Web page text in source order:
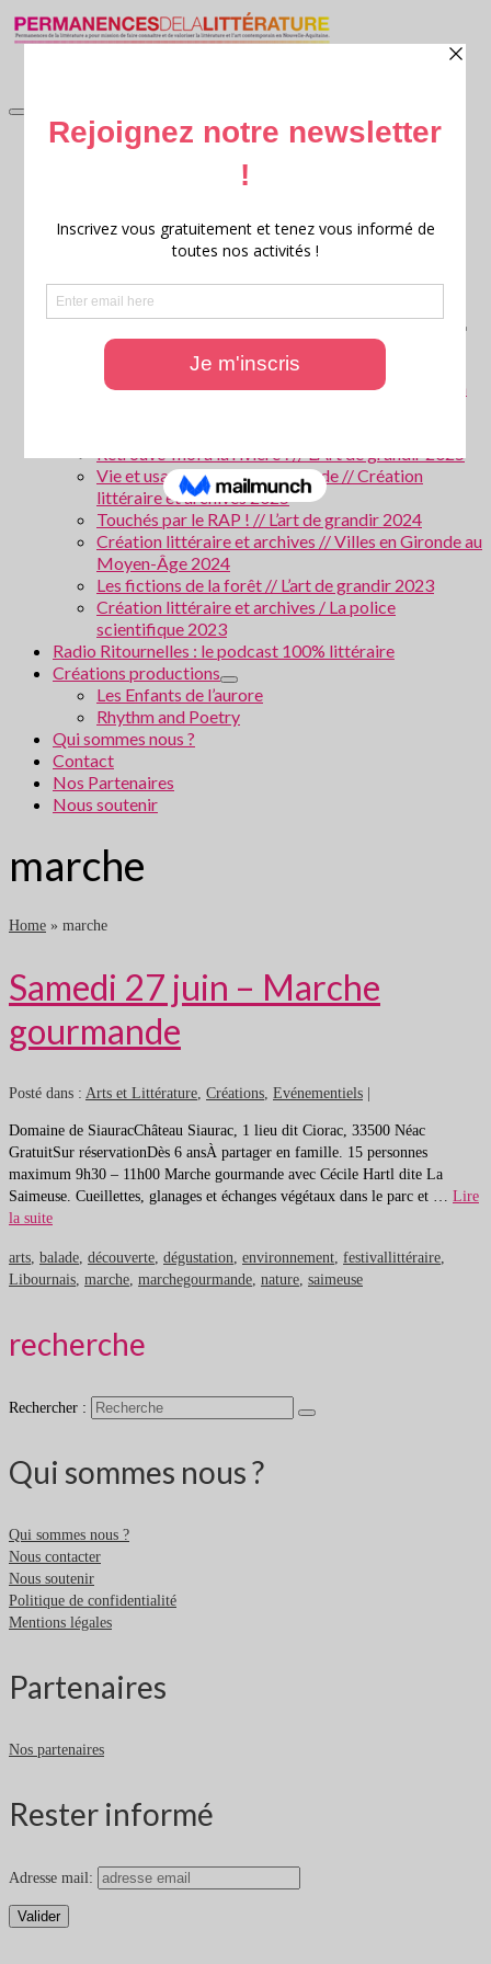
Littérature en jardin
Littérature en jardin 2026
Littérature en jardin 2025
Littérature en jardin 2024
Littérature en jardin 2022
Littérature en jardin 2021
Archives : Littérature en Jardin
Ritournelles, 20 ans de création littéraire transversale
Archives : Festival Ritournelles
Parcours scolaires
Les forêts de Gironde – Patrice Cablat // Création
Retrouve-moi à la rivière ! // L’Art de grandir 2025
Vie et usages de l’eau en Gironde // Création
littéraire et archives 2025
Touchés par le RAP ! // L’art de grandir 2024
Création littéraire et archives // Villes en Gironde au
Moyen-Âge 2024
Les fictions de la forêt // L’art de grandir 2023
Création littéraire et archives / La police
scientifique 2023
Radio Ritournelles : le podcast 100% littéraire
Créations productions
Les Enfants de l’aurore
Rhythm and Poetry
Qui sommes nous ?
Contact
Nos Partenaires
Nous soutenir
marche
Home » marche
Samedi 27 juin – Marche
gourmande
Posté dans : Arts et Littérature, Créations, Evénementiels
Domaine de SiauracChâteau Siaurac, 1 lieu dit Ciorac, 33500 Néac
GratuitSur réservationDès 6 ansÀ partager en famille. 15 personnes
maximum 9h30 – 11h00 Marche gourmande avec Cécile Hartl dite La
Saimeuse. Cueillettes, glanages et échanges végétaux dans le parc et … Lire
la suite
arts, balade, découverte, dégustation, environnement, festivallittéraire,
Libournais, marche, marchegourmande, nature, saimeuse
recherche
Rechercher :
Qui sommes nous ?
Qui sommes nous ?
Nous contacter
Nous soutenir
Politique de confidentialité
Mentions légales
Partenaires
Nos partenaires
Rester informé
Adresse mail: